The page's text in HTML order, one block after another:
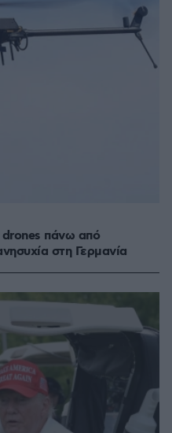
drones πάνω από
στη Γερμανία